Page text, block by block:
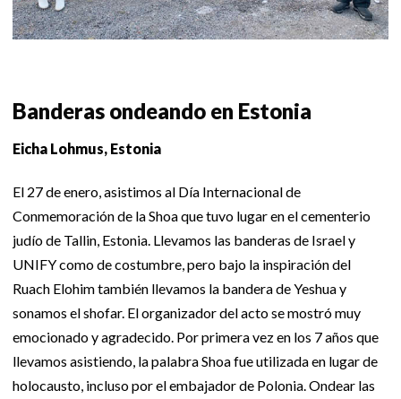
Banderas ondeando en Estonia
Eicha Lohmus, Estonia
El 27 de enero, asistimos al Día Internacional de
Conmemoración de la Shoa que tuvo lugar en el cementerio
judío de Tallin, Estonia. Llevamos las banderas de Israel y
UNIFY como de costumbre, pero bajo la inspiración del
Ruach Elohim también llevamos la bandera de Yeshua y
sonamos el shofar. El organizador del acto se mostró muy
emocionado y agradecido. Por primera vez en los 7 años que
llevamos asistiendo, la palabra Shoa fue utilizada en lugar de
holocausto, incluso por el embajador de Polonia. Ondear las